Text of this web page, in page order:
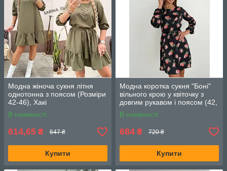
Модна жіноча сукня літня
однотонна з поясом (Розміри
42-46), Хакі
В наявності
614,65 ₴ 647 ₴
Купити
Модна коротка сукня "Боні"
вільного крою у квіточку з
довгим рукавом і поясом (42,
44, 46), Чорна
В наявності
684 ₴ 720 ₴
Купити